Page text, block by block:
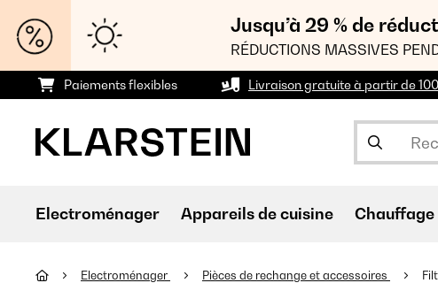
Jusqu’à 29 % de
RÉDUCTIONS MASSIVES
Paiements flexibles Livraison gratuite à partir de
Electroménager Appareils de cuisine Chauffage
Electroménager Pièces de rechange et accessoires